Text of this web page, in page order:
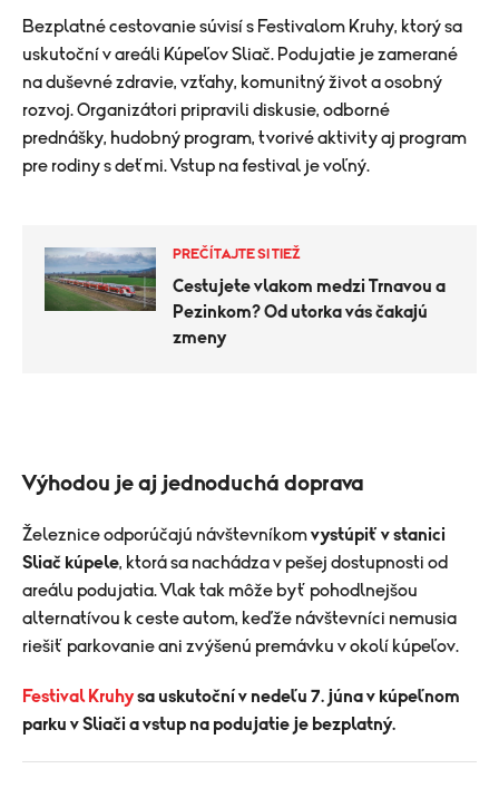
Bezplatné cestovanie súvisí s Festivalom Kruhy, ktorý sa
uskutoční v areáli Kúpeľov Sliač. Podujatie je zamerané
na duševné zdravie, vzťahy, komunitný život a osobný
rozvoj. Organizátori pripravili diskusie, odborné
prednášky, hudobný program, tvorivé aktivity aj program
pre rodiny s deťmi. Vstup na festival je voľný.
PREČÍTAJTE SI TIEŽ
Cestujete vlakom medzi Trnavou a
Pezinkom? Od utorka vás čakajú
zmeny
Výhodou je aj jednoduchá doprava
Železnice odporúčajú návštevníkomvystúpiť v stanici
Sliač kúpele, ktorá sa nachádza v pešej dostupnosti od
areálu podujatia. Vlak tak môže byť pohodlnejšou
alternatívou k ceste autom, keďže návštevníci nemusia
riešiť parkovanie ani zvýšenú premávku v okolí kúpeľov.
Festival Kruhysa uskutoční v nedeľu 7. júna v kúpeľnom
parku v Sliači a vstup na podujatie je bezplatný.